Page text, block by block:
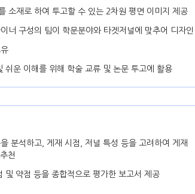
소재로 하여 투고할 수 있는 2차원 평면 이미지 제공
너 구성의 팀이 학문분야와 타겟저널에 맞추어 디자인
쉬운 이해를 위해 학술 교류 및 논문 투고에 활용
분석하고, 게재 시점, 저널 특성 등을 고려하여 게재
천
및 약점 등을 종합적으로 평가한 보고서 제공